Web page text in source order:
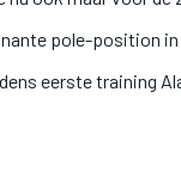
pole-position in
eerste training